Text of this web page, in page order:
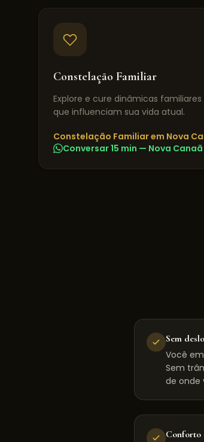
Constelação Familiar
Explore e cure dinâmicas
que influenciam sua vida atual.
Constelação Familiarem Nova
Conversar 15 min — Nova Canaã
Sem
Você
Sem
de onde
Conforto